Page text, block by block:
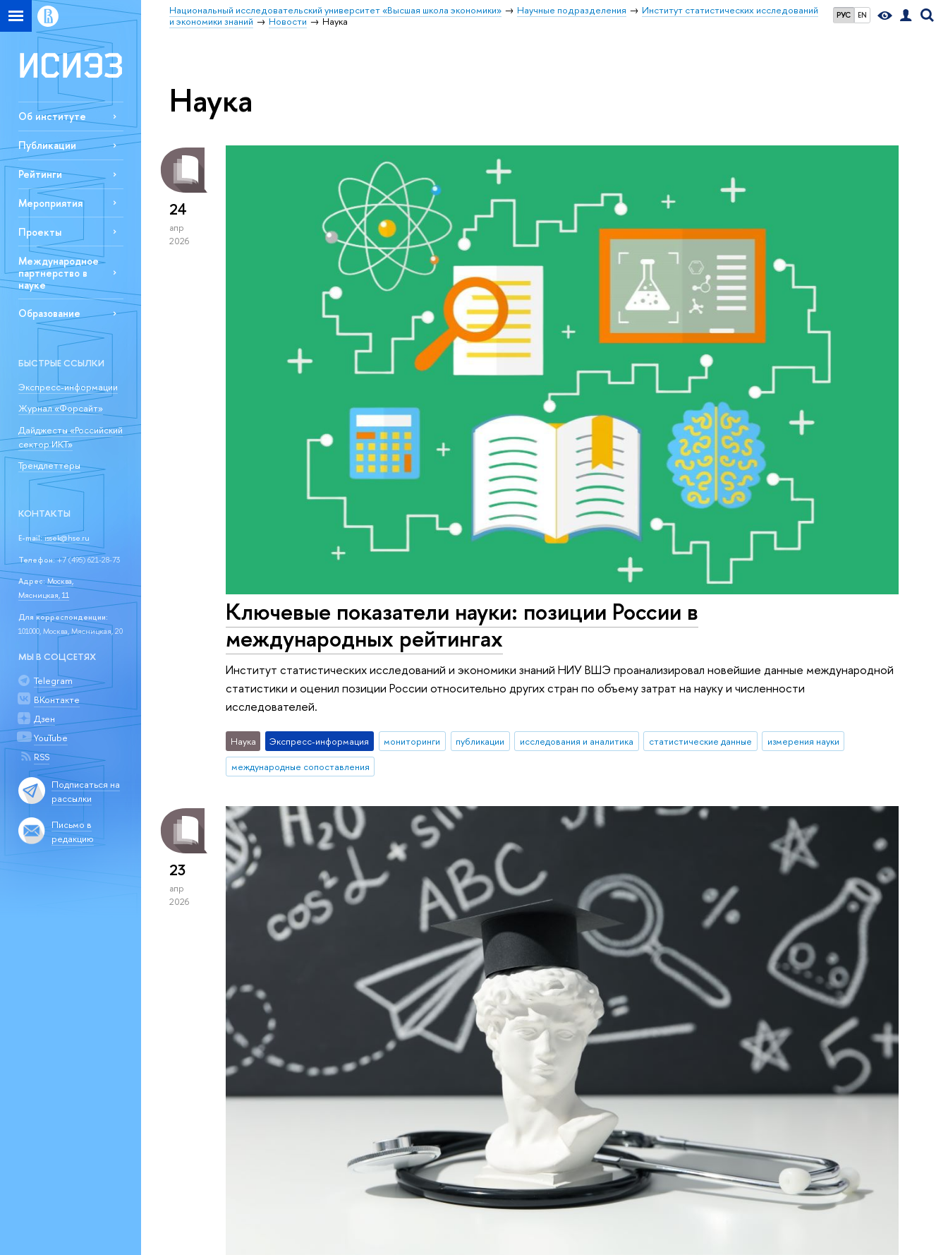
РУС EN
Национальный исследовательский университет «Высшая школа экономики» Научные подразделения
Институт статистических исследований
и экономики знаний
Новости Наука
Об институте
Публикации
Рейтинги
Мероприятия
Проекты
Международное
партнерство в
науке
Образование
БЫСТРЫЕ ССЫЛКИ
Экспресс-информации
Журнал «Форсайт»
Дайджесты «Российский
сектор ИКТ»
Трендлеттеры
КОНТАКТЫ
E-mail:issek@hse.ru
Телефон:+7 (495) 621-28-73
Адрес: Москва,
Мясницкая, 11
Для корреспонденции:
101000, Москва, Мясницкая, 20
МЫ В СОЦСЕТЯХ
Telegram
ВКонтакте
Дзен
YouTube
RSS
Подписаться на
рассылки
Письмо в
редакцию
Наука
24
апр
2026
Ключевые показатели науки: позиции России в
международных рейтингах
Институт статистических исследований и экономики знаний НИУ ВШЭ проанализировал новейшие данные международной
статистики и оценил позиции России относительно других стран по объему затрат на науку и численности
исследователей.
Наука Экспресс-информация мониторинги публикации исследования и аналитика статистические данные
измерения науки
международные сопоставления
23
апр
2026